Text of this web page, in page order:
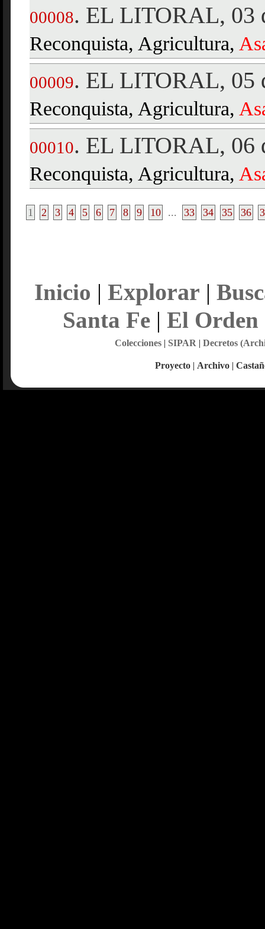
00008. EL LITORAL, 03
Reconquista, Agricultura,
00009. EL LITORAL, 05
Reconquista, Agricultura,
00010. EL LITORAL, 06
Reconquista, Agricultura,
1 2 3 4 5 6 7 8 9 10 ... 33 34 35 36
Inicio | Explorar |
Santa Fe| El Orden
Colecciones| SIPAR | Decretos
Proyecto | Archivo |